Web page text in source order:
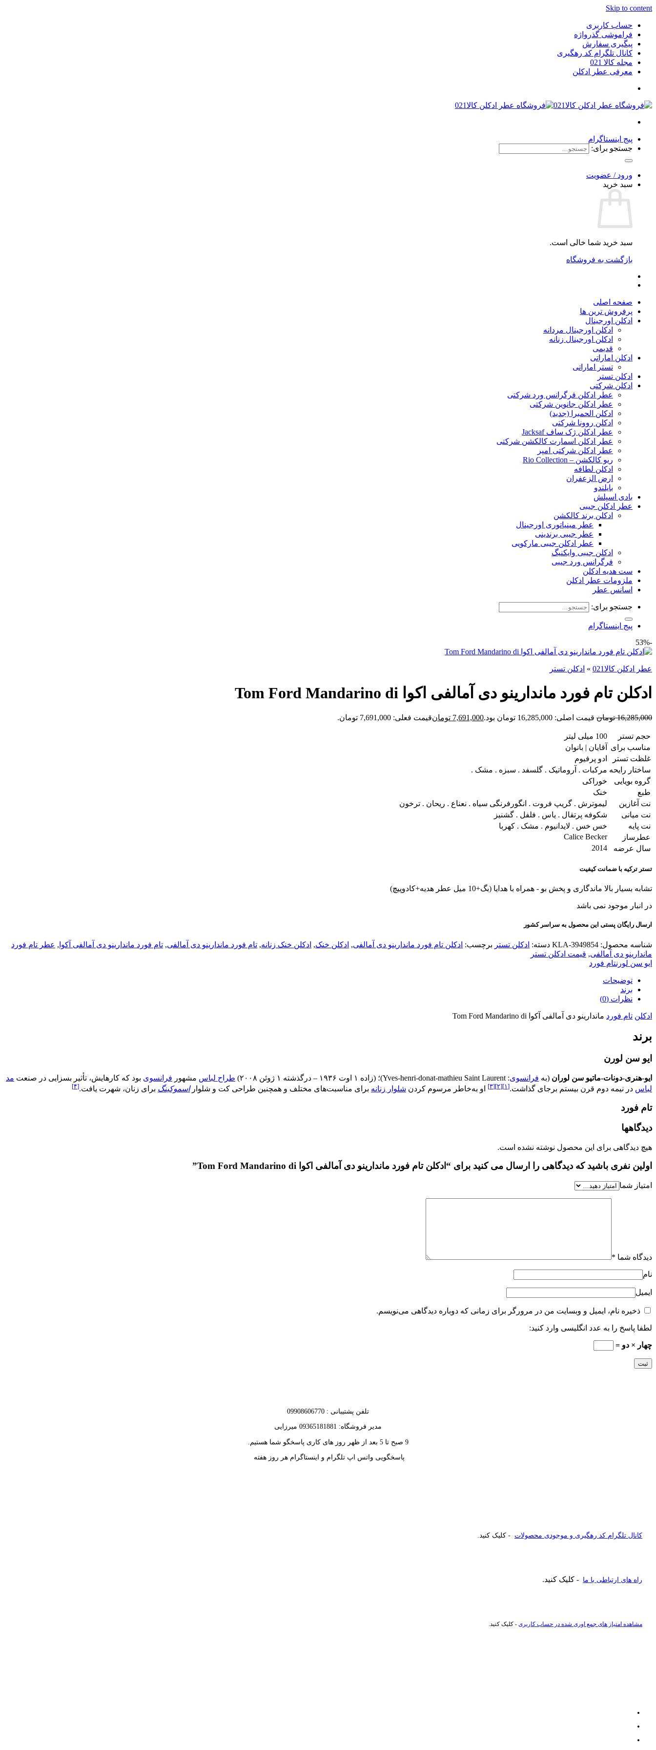
Skip to content
حساب کاربری
فراموشی گذرواژه
پیگیری سفارش
کانال تلگرام کد رهگیری
مجله کالا 021
معرفی عطر ادکلن
پیج اینستاگرام
جستجو برای:
ورود / عضویت
سبد خرید
سبد خرید شما خالی است.
بازگشت به فروشگاه
صفحه اصلی
پرفروش ترین ها
ادکلن اورجینال
ادکلن اورجینال مردانه
ادکلن اورجینال زنانه
قدیمی
ادکلن اماراتی
تستر اماراتی
ادکلن تستر
ادکلن شرکتی
عطر ادکلن فرگرانس ورد شرکتی
عطر ادکلن جانوین شرکتی
ادکلن الحمبرا (جدید)
ادکلن روونا شرکتی
عطر ادکلن ژک‌ ساف Jacksaf
عطر ادکلن اسمارت کالکشن شرکتی
عطر ادکلن شرکتی امپر
ریو کالکشن – Rio Collection
ادکلن لطافه
ارض الزعفران
بایلندو
بادی اسپلش
عطر ادکلن جیبی
ادکلن برند کالکشن
عطر مینیاتوری اورجینال
عطر جیبی برندینی
عطر ادکلن جیبی مارکویی
ادکلن جیبی وایکنیگ
فرگرانس ورد جیبی
ست هدیه ادکلن
ملزومات عطر ادکلن
اسانس عطر
جستجو برای:
پیج اینستاگرام
-53%
عطر ادکلن کالا021 » ادکلن تستر
ادکلن تام فورد ماندارینو دی آمالفی اکوا Tom Ford Mandarino di
16,285,000 تومان قیمت اصلی: 16,285,000 تومان بود. 7,691,000 تومانقیمت فعلی: 7,691,000 تومان.
حجم تستر
100 میلی لیتر
مناسب برای
آقایان | بانوان
غلظت تستر
ادو پرفیوم
ساختار رایحه مرکبات . آروماتیک . گلسفد . سبزه . مشک .
گروه بویایی
خوراکی
طبع
خنک
نت آغازین
لیموترش . گریپ فروت . انگورفرنگی سیاه . نعناع . ریحان . ترخون
نت میانی
شکوفه پرتقال . یاس . فلفل . گشنیز
نت پایه
خس خس . لایدانیوم . مشک . کهربا
عطرساز
Calice Becker
سال عرضه
2014
تستر ترکیه با ضمانت کیفیت
تشابه بسیار بالا ماندگاری و پخش بو - همراه با هدایا (بگ+10 میل عطر هدیه+کادوپیچ)
در انبار موجود نمی باشد
ارسال رایگان پستی این محصول به سراسر کشور
شناسه محصول: KLA-3949854 دسته: ادکلن تستر برچسب: ادکلن تام فورد ماندارینو دی آمالفی, ادکلن خنک, ادکلن خنک زنانه, تام فورد ماندارینو دی آمالفی, تام فورد ماندارینو دی آمالفی آکوا , عطر تام فورد
ماندارینو دی آمالفی, قیمت ادکلن تستر
ایو سن لورنتام فورد
توضیحات
برند
نظرات (0)
ادکلن تام فورد ماندارینو دی آمالفی آکوا Tom Ford Mandarino di
برند
ایو سن لورن
ایو-هنری-دونات-ماتیو سن لوران (به فرانسوی:
Yves-henri-donat-mathieu Saint Laurent)؛ (زاده ۱ اوت ۱۹۳۶ – درگذشته ۱ ژوئن ۲۰۰۸) طراح لباس مشهور فرانسوی بود که کارهایش، تأثیر بسزایی در صنعت مد
لباس در نیمه دوم قرن بیستم برجای گذاشت.[۱] [۲] [۳] او به‌خاطر مرسوم کردن شلوار زنانه برای مناسبت‌های مختلف و همچنین طراحی کت و شلواراسموکینگ برای زنان، شهرت یافت.[۴]
تام فورد
دیدگاهها
هیچ دیدگاهی برای این محصول نوشته نشده است.
اولین نفری باشید که دیدگاهی را ارسال می کنید برای “ادکلن تام فورد ماندارینو دی آمالفی اکوا Tom Ford Mandarino di”
امتیاز شما
دیدگاه شما *
نام
ایمیل
ذخیره نام، ایمیل و وبسایت من در مرورگر برای زمانی که دوباره دیدگاهی می‌نویسم.
لطفا پاسخ را به عدد انگلیسی وارد کنید:
چهار × دو =
تلفن پشتیبانی : 09908606770
مدیر فروشگاه: 09365181881 میرزایی
9 صبح تا 5 بعد از ظهر روز های کاری پاسخگو شما هستیم.
پاسخگویی واتس اپ تلگرام و اینستاگرام هر روز هفته
کانال تلگرام کد رهگیری و موجودی محصولات - کلیک کنید.
راه های ارتباطی با ما - کلیک کنید.
مشاهده امتیاز های جمع اوری شده در حساب کاربری - کلیک کنید.